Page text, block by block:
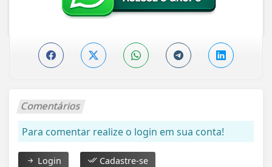
Comentários
Para comentar realize o login em sua conta!
Login Cadastre-se